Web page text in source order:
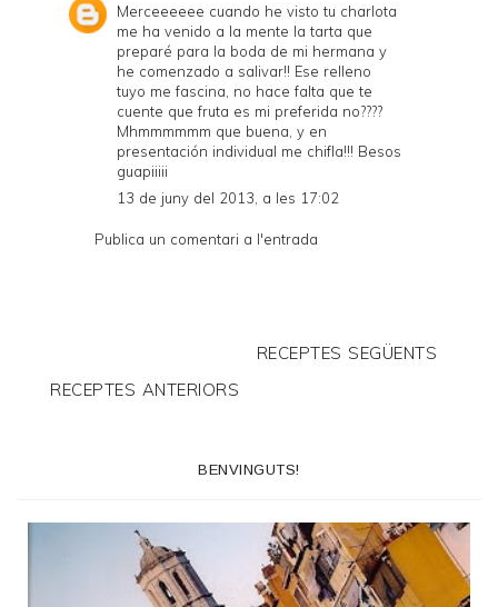
Merceeeeee cuando he visto tu charlota
me ha venido a la mente la tarta que
preparé para la boda de mi hermana y
he comenzado a salivar!! Ese relleno
tuyo me fascina, no hace falta que te
cuente que fruta es mi preferida no????
Mhmmmmmm que buena, y en
presentación individual me chifla!!! Besos
guapiiiii
13 de juny del 2013, a les 17:02
Publica un comentari a l'entrada
RECEPTES SEGÜENTS
RECEPTES ANTERIORS
BENVINGUTS!